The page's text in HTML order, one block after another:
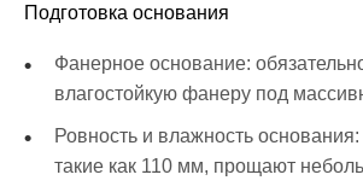
Подготовка основания
Фанерное основание:
влагостойкую фанеру под
Ровность и влажность
такие как 110 мм, прощают